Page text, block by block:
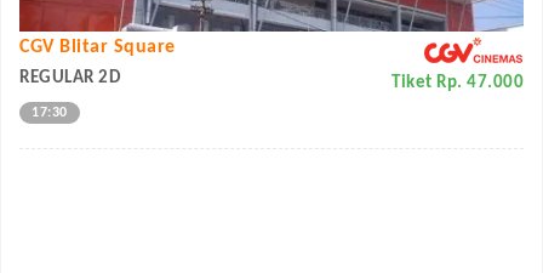
CGV Blitar Square
REGULAR 2D Tiket Rp. 47.000
17:30